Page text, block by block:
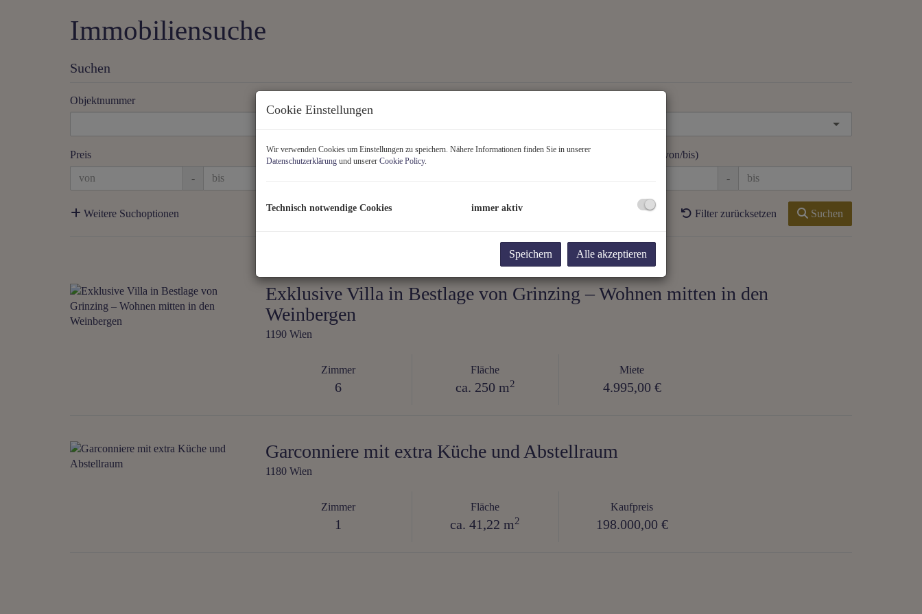
Immobiliensuche
Suchen
Objektnummer
Preis
-
Zimmer
Wohnfläche (von/bis)
-
Weitere Suchoptionen Filter zurücksetzen Suchen
Exklusive Villa in Bestlage von Grinzing – Wohnen mitten in den
Weinbergen
1190 Wien
Zimmer
6
Fläche
ca. 250 m2
Miete
4.995,00 €
Garconniere mit extra Küche und Abstellraum
1180 Wien
Zimmer
1
Fläche
ca. 41,22 m2
Kaufpreis
198.000,00 €
Cookie Einstellungen
Wir verwenden Cookies um Einstellungen zu speichern. Nähere Informationen finden Sie in unserer
Datenschutzerklärung und unserer Cookie Policy.
Technisch notwendige Cookies immer aktiv
Speichern Alle akzeptieren